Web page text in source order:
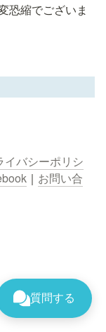
恐縮でございま
イバシーポリシ
｜ お問い合